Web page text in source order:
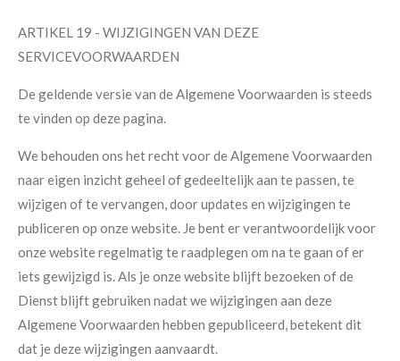
ARTIKEL 19 - WIJZIGINGEN VAN DEZE
SERVICEVOORWAARDEN
De geldende versie van de Algemene Voorwaarden is steeds
te vinden op deze pagina.
We behouden ons het recht voor de Algemene Voorwaarden
naar eigen inzicht geheel of gedeeltelijk aan te passen, te
wijzigen of te vervangen, door updates en wijzigingen te
publiceren op onze website. Je bent er verantwoordelijk voor
onze website regelmatig te raadplegen om na te gaan of er
iets gewijzigd is. Als je onze website blijft bezoeken of de
Dienst blijft gebruiken nadat we wijzigingen aan deze
Algemene Voorwaarden hebben gepubliceerd, betekent dit
dat je deze wijzigingen aanvaardt.